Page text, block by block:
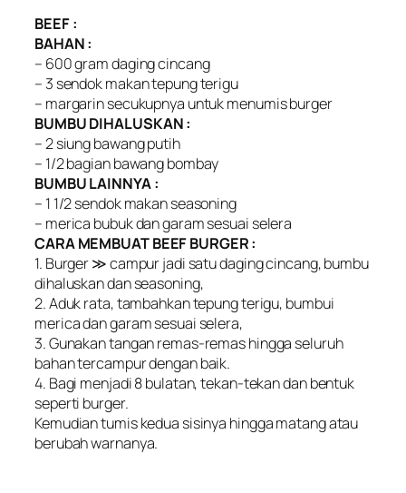
BEEF :
BAHAN :
– 600 gram daging cincang
– 3 sendok makan tepung terigu
– margarin secukupnya untuk menumis burger
BUMBU DIHALUSKAN :
– 2 siung bawang putih
– 1/2 bagian bawang bombay
BUMBU LAINNYA :
– 1 1/2 sendok makan seasoning
– merica bubuk dan garam sesuai selera
CARA MEMBUAT BEEF BURGER :
1. Burger ≫ campur jadi satu daging cincang, bumbu
dihaluskan dan seasoning,
2. Aduk rata, tambahkan tepung terigu, bumbui
merica dan garam sesuai selera,
3. Gunakan tangan remas-remas hingga seluruh
bahan tercampur dengan baik.
4. Bagi menjadi 8 bulatan, tekan-tekan dan bentuk
seperti burger.
Kemudian tumis kedua sisinya hingga matang atau
berubah warnanya.